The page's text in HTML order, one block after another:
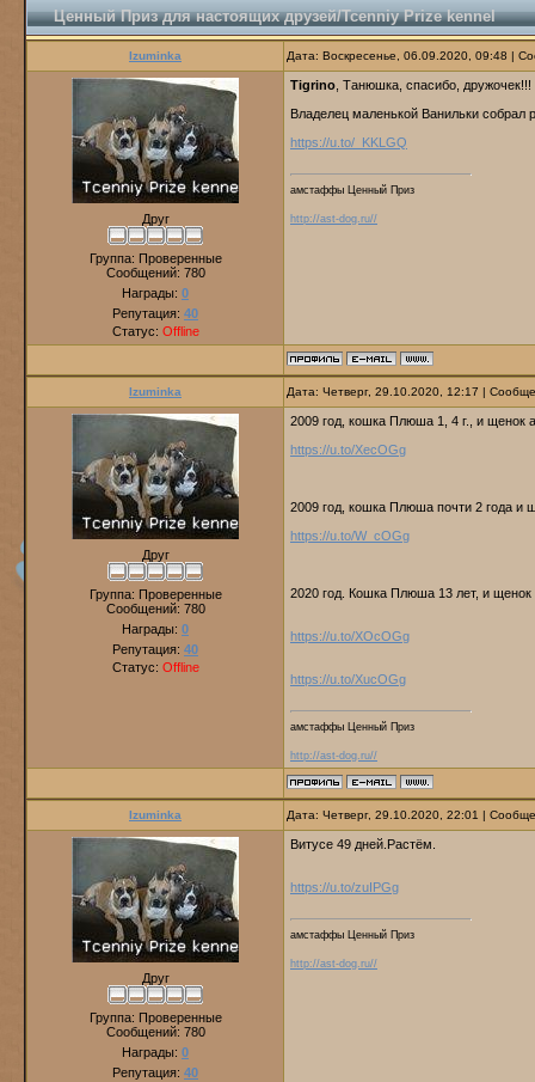
Ценный Приз для настоящих друзей/Tcenniy Prize kennel
Izuminka Дата: Воскресенье, 06.09.2020, 09:48 |
Друг
Группа: Проверенные
Сообщений: 780
Награды: 0
Репутация: 40
Статус: Offline
Tigrino , Танюшка, спасибо, дружочек!!!
Владелец маленькой Ванильки
https://u.to/_KKLGQ
амстаффы Ценный Приз
http://ast-dog.ru//
Izuminka Дата: Четверг, 29.10.2020, 12:17 |
Друг
Группа: Проверенные
Сообщений: 780
Награды: 0
Репутация: 40
Статус: Offline
2009 год, кошка Плюша 1, 4 г., и
https://u.to/XecOGg
2009 год, кошка Плюша почти 2 года и
https://u.to/W_cOGg
2020 год. Кошка Плюша 13 лет, и
https://u.to/XOcOGg
https://u.to/XucOGg
амстаффы Ценный Приз
http://ast-dog.ru//
Izuminka Дата: Четверг, 29.10.2020, 22:01 |
Друг
Группа: Проверенные
Сообщений: 780
Награды: 0
Репутация: 40
Витусе 49 дней.Растём.
https://u.to/zuIPGg
амстаффы Ценный Приз
http://ast-dog.ru//